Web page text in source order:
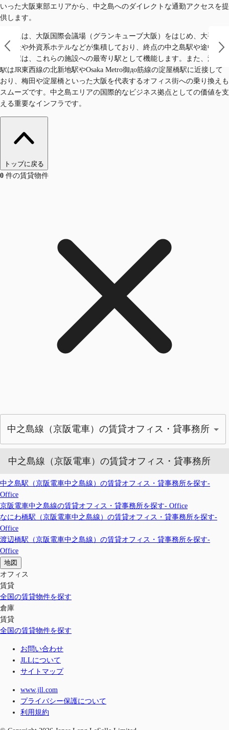
いった大阪東部エリアから、中之島へのダイレクトな通勤アクセスを提
供します。
沿線には、大阪国際会議場（グランキューブ大阪）をはじめ、大手企業
の本社や外資系ホテルなどが集積しており、終点の中之島駅や途中の渡
辺橋駅は、これらの施設への最寄り駅として機能します。また、渡辺橋
駅はJR東西線の北新地駅やOsaka Metro御до筋線の淀屋橋駅に近接して
おり、梅田や淀屋橋といった大阪を代表するオフィス街への乗り換えも
スムーズです。中之島エリアの国際的なビジネス拠点としての価値を支
える重要なインフラです。
トップに戻る
0 件の賃貸物件
中之島線（京阪電車）の賃貸オフィス・貸事務所
中之島線（京阪電車）の賃貸オフィス・貸事務所
中之島駅（京阪電車中之島線）の賃貸オフィス・貸事務所を探す-
Office
京阪電車中之島線の賃貸オフィス・貸事務所を探す- Office
なにわ橋駅（京阪電車中之島線）の賃貸オフィス・貸事務所を探す-
Office
渡辺橋駅（京阪電車中之島線）の賃貸オフィス・貸事務所を探す-
Office
地図
オフィス
賃貸
全国の賃貸物件を探す
倉庫
賃貸
全国の賃貸物件を探す
お問い合わせ
JLLについて
サイトマップ
www.jll.com
プライバシー保護について
利用規約